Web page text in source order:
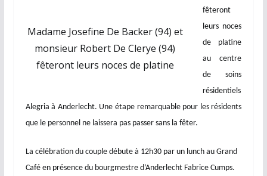
Madame Josefine De Backer (94) et
monsieur Robert De Clerye (94)
fêteront leurs noces de platine
fêteront
leurs noces
de platine
au centre
de soins
résidentiels
Alegria à Anderlecht. Une étape remarquable pour les résidents
que le personnel ne laissera pas passer sans la fêter.
La célébration du couple débute à 12h30 par un lunch au Grand
Café en présence du bourgmestre d’Anderlecht Fabrice Cumps.